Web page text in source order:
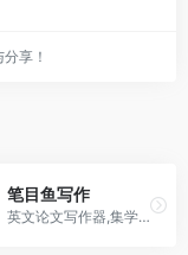
享！
笔目鱼写作
英文论文写作器,集学科翻译,学科润色改写等功能为一体的云端论文写作器。